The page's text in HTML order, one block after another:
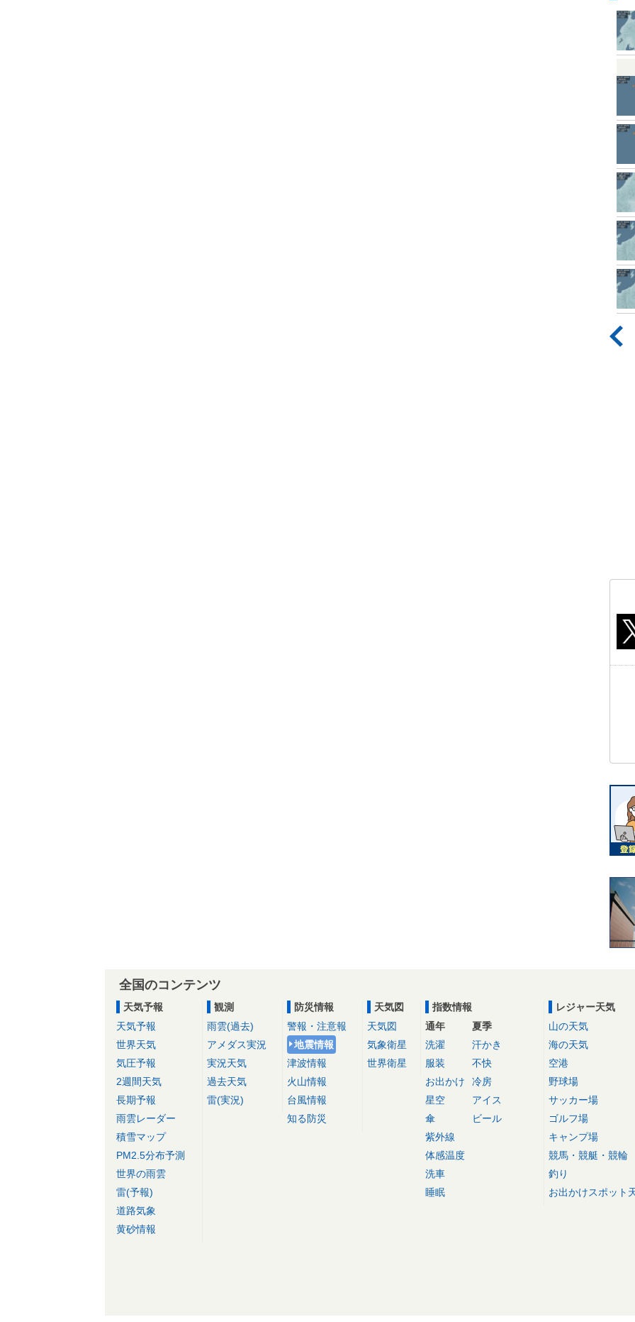
全国のコンテンツ
天気予報
天気予報
世界天気
気圧予報
2週間天気
長期予報
雨雲レーダー
積雪マップ
PM2.5分布予測
世界の雨雲
雷(予報)
道路気象
黄砂情報
観測
雨雲(過去)
アメダス実況
実況天気
過去天気
雷(実況)
防災情報
警報・注意報
地震情報
津波情報
火山情報
台風情報
知る防災
天気図
天気図
気象衛星
世界衛星
指数情報
通年
洗濯
服装
お出かけ
星空
傘
紫外線
体感温度
洗車
睡眠
夏季
汗かき
不快
冷房
アイス
ビール
レジャー天気
山の天気
海の天気
空港
野球場
サッカー場
ゴルフ場
キャンプ場
競馬・競艇・競輪
釣り
お出かけスポット